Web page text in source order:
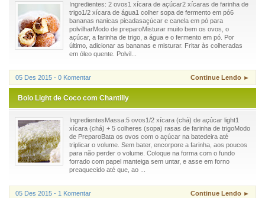
Ingredientes: 2 ovos1 xícara de açúcar2 xícaras de farinha de
trigo1/2 xícara de água1 colher sopa de fermento em pó6
bananas nanicas picadasaçúcar e canela em pó para
polvilharModo de preparoMisturar muito bem os ovos, o
açúcar, a farinha de trigo, a água e o fermento em pó. Por
último, adicionar as bananas e misturar. Fritar às colheradas
em óleo quente. Polvil...
05 Des 2015 - 0 Komentar Continue Lendo ►
Bolo Light de Coco com Chantilly
IngredientesMassa:5 ovos1/2 xícara (chá) de açúcar light1
xícara (chá) + 5 colheres (sopa) rasas de farinha de trigoModo
de PreparoBata os ovos com o açúcar na batedeira até
triplicar o volume. Sem bater, encorpore a farinha, aos poucos
para não perder o volume. Coloque na forma com o fundo
forrado com papel manteiga sem untar, e asse em forno
preaquecido até que, ao ...
05 Des 2015 - 1 Komentar Continue Lendo ►